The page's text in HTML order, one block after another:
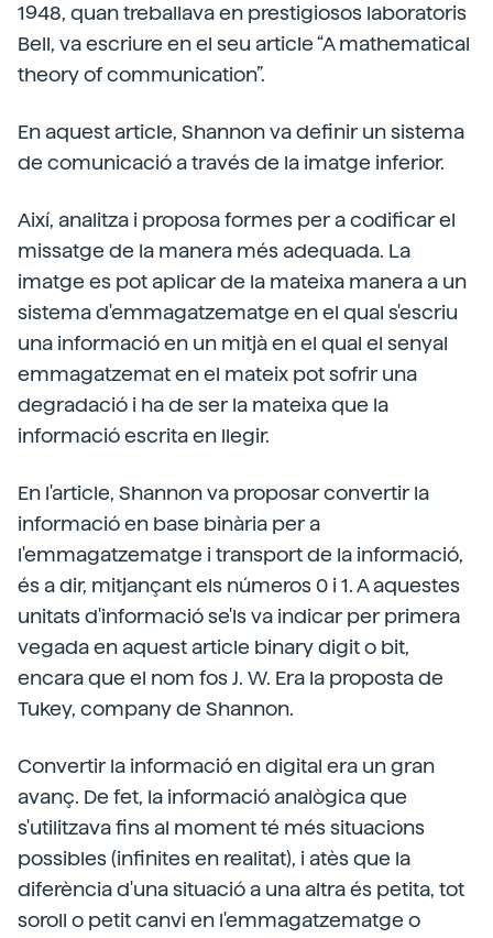
1948, quan treballava en prestigiosos laboratoris
Bell, va escriure en el seu article “A mathematical
theory of communication”.
En aquest article, Shannon va definir un sistema
de comunicació a través de la imatge inferior.
Així, analitza i proposa formes per a codificar el
missatge de la manera més adequada. La
imatge es pot aplicar de la mateixa manera a un
sistema d'emmagatzematge en el qual s'escriu
una informació en un mitjà en el qual el senyal
emmagatzemat en el mateix pot sofrir una
degradació i ha de ser la mateixa que la
informació escrita en llegir.
En l'article, Shannon va proposar convertir la
informació en base binària per a
l'emmagatzematge i transport de la informació,
és a dir, mitjançant els números 0 i 1. A aquestes
unitats d'informació se'ls va indicar per primera
vegada en aquest article binary digit o bit,
encara que el nom fos J. W. Era la proposta de
Tukey, company de Shannon.
Convertir la informació en digital era un gran
avanç. De fet, la informació analògica que
s'utilitzava fins al moment té més situacions
possibles (infinites en realitat), i atès que la
diferència d'una situació a una altra és petita, tot
soroll o petit canvi en l'emmagatzematge o